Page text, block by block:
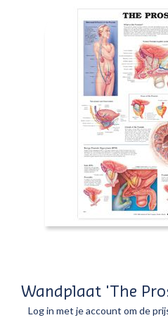
Wandplaat 'The
Log in met je account om de